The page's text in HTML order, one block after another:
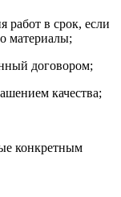
работ в срок, если
материалы;
договором;
качества;
конкретным